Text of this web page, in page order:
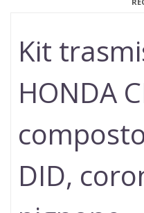
Kit
HONDA
DID,